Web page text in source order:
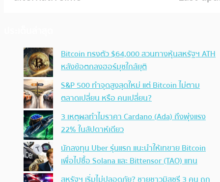
Bitcoin ทรงตัว $64,000 สวนทางหุ้นสหรัฐฯ ATH
หลังข้อตกลงฮอร์มุซใกล้ยุติ
S&P 500 ทำจุดสูงสุดใหม่ แต่ Bitcoin ไม่ตาม
ตลาดเปลี่ยน หรือ คนเปลี่ยน?
3 เหตุผลทำไมราคา Cardano (Ada) ถึงพุ่งแรง
22% ในสัปดาห์เดียว
นักลงทุน Uber รุ่นแรก แนะนำให้เทขาย Bitcoin
เพื่อไปซื้อ Solana และ Bittensor (TAO) แทน